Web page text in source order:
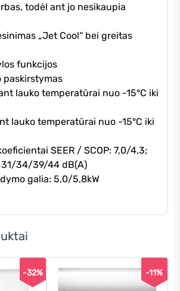
todėl ant jo nesikaupia
„Jet Cool“ bei greitas
funkcijos
paskirstymas
lauko temperatūrai nuo -15°C iki
lauko temperatūrai nuo -15°C iki
SEER / SCOP: 7,0/4,3;
34/39/44 dB(A)
galia: 5,0/5,8kW
-32% -11%